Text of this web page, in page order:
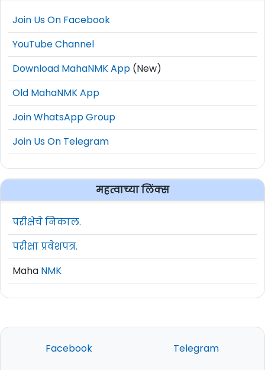
Join Us On Facebook
YouTube Channel
Download MahaNMK App (New)
Old MahaNMK App
Join WhatsApp Group
Join Us On Telegram
महत्वाच्या लिंक्स
परीक्षेचे निकाल.
परीक्षा प्रवेशपत्र.
Maha NMK
Facebook Telegram